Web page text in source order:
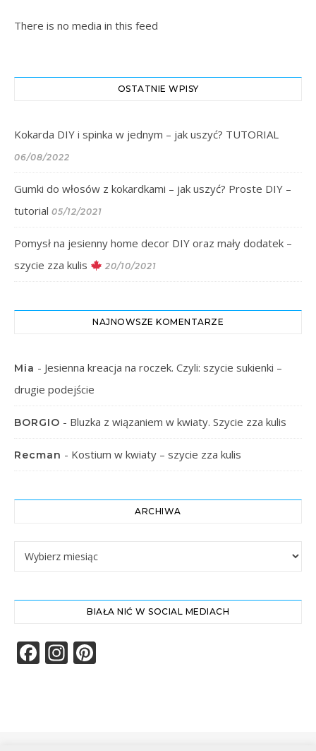
There is no media in this feed
OSTATNIE WPISY
Kokarda DIY i spinka w jednym – jak uszyć? TUTORIAL
06/08/2022
Gumki do włosów z kokardkami – jak uszyć? Proste DIY –
tutorial 05/12/2021
Pomysł na jesienny home decor DIY oraz mały dodatek –
szycie zza kulis
20/10/2021
NAJNOWSZE KOMENTARZE
Mia - Jesienna kreacja na roczek. Czyli: szycie sukienki –
drugie podejście
BORGIO - Bluzka z wiązaniem w kwiaty. Szycie zza kulis
Recman - Kostium w kwiaty – szycie zza kulis
ARCHIWA
Archiwa
BIAŁA NIĆ W SOCIAL MEDIACH
Facebook
Instagram